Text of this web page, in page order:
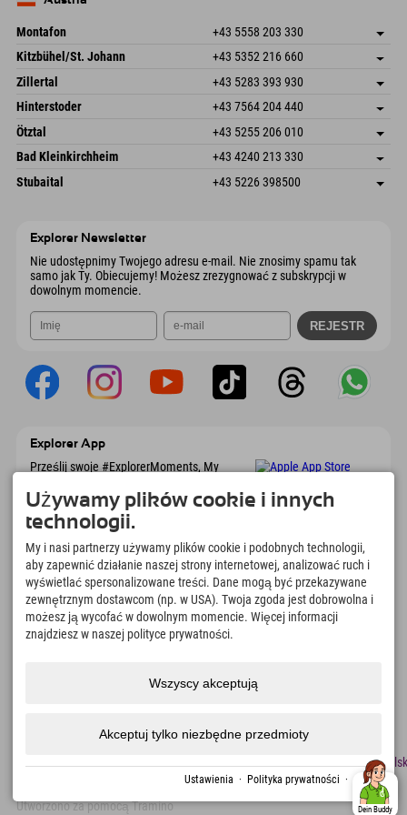
Montafon +43 5558 203 330
Dorfstr. 127b
6793 Gaschurn/Montafon
Austria
Zapisz adres
Książka
Kitzbühel/St. Johann +43 5352 216 660
Speckbacherstraße 87
6380 St. Johann in Tirol
Austria
Zapisz adres
Informacje o przyjeździe
Książka
Zillertal +43 5283 393 930
Schmiedau 2
Austria
Zapisz adres
Książka
Hinterstoder +43 7564 204 440
Freizeitpark 10
4573 Hinterstoder
Austria
Zapisz adres
Informacje o przyjeździe
Książka
Ötztal +43 5255 206 010
Gscheat 14
Austria
Zapisz adres
Książka
Bad Kleinkirchheim +43 4240 213 330
Dorfstraße 24
9546 Bad Kleinkirchheim
Zapisz adres
Informacje o przyjeździe
Stubaital +43 5226 398500
Explorer Newsletter
Nie udostępnimy Twojego adresu e-mail. Nie znosimy spamu tak
samo jak Ty. Obiecujemy! Możesz zrezygnować z subskrypcji w
dowolnym momencie.
Explorer App
Prześlij swoje #ExplorerMoments, My
marzeń, przeglądem restauracji i wieloma
innymi. Pobierz teraz!
Czas na chwile odkrywcy
166
Jeziora górskie i baseny
rekreacyjne
4.634km
Stoki do jazdy na nartach i
snowboardzie
8.991km
wędrówek i wspinaczki
odcisk Ochrona Dostępność naciskać Certyfikaty
zrównoważonego
Praca
Utworzono za pomocą Tramino Dein Buddy
Używamy plików cookie i innych
technologii.
My i nasi partnerzy używamy plików cookie i podobnych technologii,
aby zapewnić działanie naszej strony internetowej, analizować ruch i
wyświetlać spersonalizowane treści. Dane mogą być przekazywane
zewnętrznym dostawcom (np. w USA). Twoja zgoda jest dobrowolna i
możesz ją wycofać w dowolnym momencie. Więcej informacji
znajdziesz w naszej polityce prywatności.
Wszyscy akceptują
Akceptuj tylko niezbędne przedmioty
Ustawienia · Polityka prywatności · odcisk